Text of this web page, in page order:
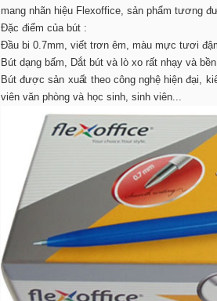
mang nhãn hiệu Flexoffice, sản phẩm tương
Đặc điểm của bút :
Đầu bi 0.7mm, viết trơn êm, màu mực tươi
Bút dạng bấm, Dắt bút và lò xo rất nhạy và
Bút được sản xuất theo công nghệ hiện đại,
viên văn phòng và học sinh, sinh viên...